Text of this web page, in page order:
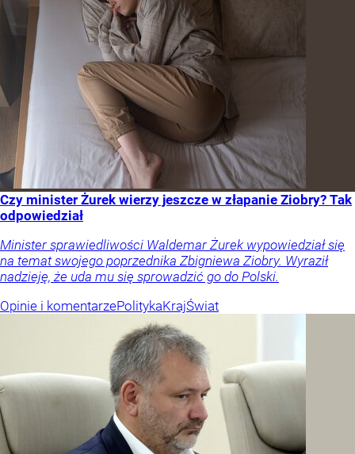
Czy minister Żurek wierzy jeszcze w złapanie Ziobry? Tak
odpowiedział
Minister sprawiedliwości Waldemar Żurek wypowiedział się
na temat swojego poprzednika Zbigniewa Ziobry. Wyraził
nadzieję, że uda mu się sprowadzić go do Polski.
Opinie i komentarzePolitykaKrajŚwiat